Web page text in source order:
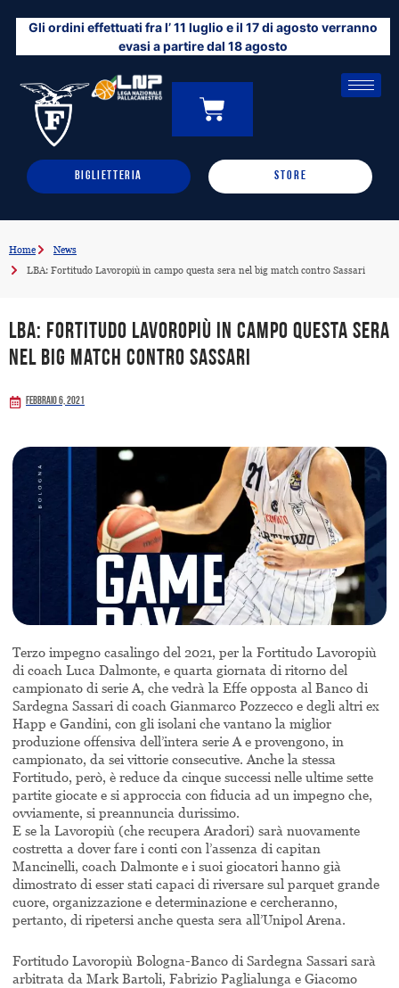
contenuto
Gli ordini effettuati fra l’ 11 luglio e il 17 di agosto verranno
evasi a partire dal 18 agosto
0
CARRELLO
BIGLIETTERIA STORE
Home
News
LBA: Fortitudo Lavoropiù in campo questa sera nel big match contro Sassari
LBA: Fortitudo Lavoropiù in campo questa sera
nel big match contro Sassari
Febbraio 6, 2021
Terzo impegno casalingo del 2021, per la Fortitudo Lavoropiù
di coach Luca Dalmonte, e quarta giornata di ritorno del
campionato di serie A, che vedrà la Effe opposta al Banco di
Sardegna Sassari di coach Gianmarco Pozzecco e degli altri ex
Happ e Gandini, con gli isolani che vantano la miglior
produzione offensiva dell’intera serie A e provengono, in
campionato, da sei vittorie consecutive. Anche la stessa
Fortitudo, però, è reduce da cinque successi nelle ultime sette
partite giocate e si approccia con fiducia ad un impegno che,
ovviamente, si preannuncia durissimo.
E se la Lavoropiù (che recupera Aradori) sarà nuovamente
costretta a dover fare i conti con l’assenza di capitan
Mancinelli, coach Dalmonte e i suoi giocatori hanno già
dimostrato di esser stati capaci di riversare sul parquet grande
cuore, organizzazione e determinazione e cercheranno,
pertanto, di ripetersi anche questa sera all’Unipol Arena.
Fortitudo Lavoropiù Bologna-Banco di Sardegna Sassari sarà
arbitrata da Mark Bartoli, Fabrizio Paglialunga e Giacomo